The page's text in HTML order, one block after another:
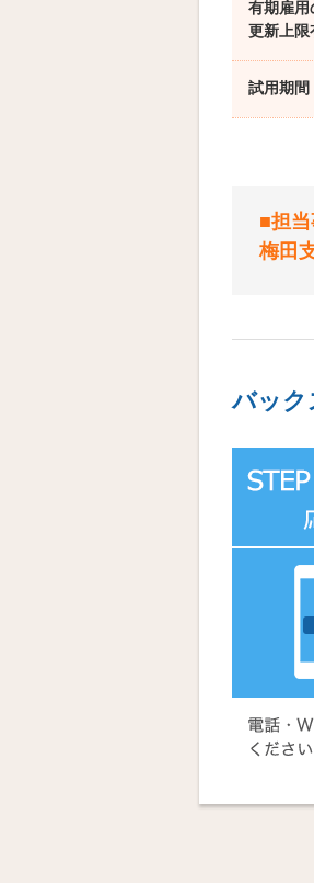
有期雇用
更新上限
試用期間
■担
梅田
バック